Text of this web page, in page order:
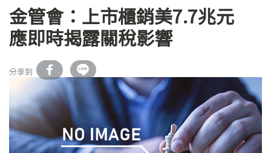
金管會：上市櫃銷美7.7兆元
應即時揭露關稅影響
分享到